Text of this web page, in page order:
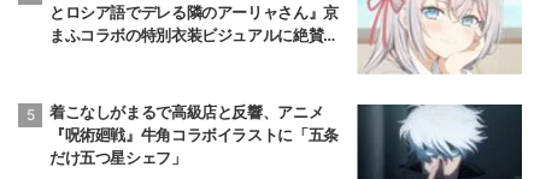
とロシア語でデレる隣のアーリャさん』京
まふコラボの特別衣装ビジュアルに絶賛の
着こなしがまるで高級店と反響、アニメ
『呪術廻戦』牛角コラボイラストに「五条
だけ五つ星シェフ」